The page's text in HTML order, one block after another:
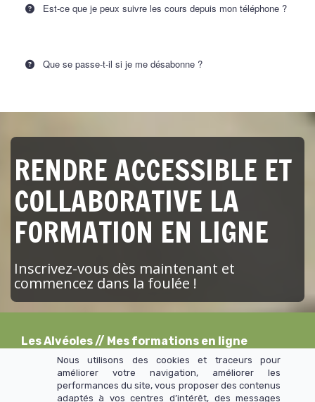
Est-ce que je peux suivre les cours depuis mon téléphone ?
Que se passe-t-il si je me désabonne ?
RENDRE ACCESSIBLE ET
COLLABORATIVE LA
FORMATION EN LIGNE
Inscrivez-vous dès maintenant et
commencez dans la foulée !
Les Alvéoles// Mes formations en ligne
>> Mentions légales et CGU
Nous utilisons des cookies et traceurs pour
améliorer votre navigation, améliorer les
performances du site, vous proposer des contenus
adaptés à vos centres d’intérêt, des messages